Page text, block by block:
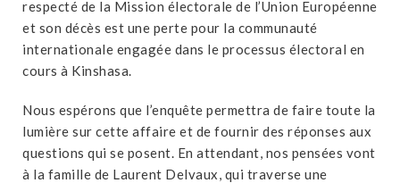
respecté de la Mission électorale de l’Union Européenne
et son décès est une perte pour la communauté
internationale engagée dans le processus électoral en
cours à Kinshasa.
Nous espérons que l’enquête permettra de faire toute la
lumière sur cette affaire et de fournir des réponses aux
questions qui se posent. En attendant, nos pensées vont
à la famille de Laurent Delvaux, qui traverse une